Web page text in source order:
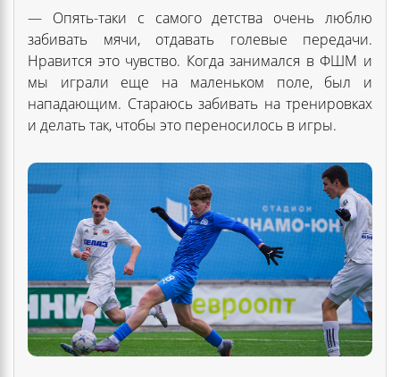
— Опять-таки с самого детства очень люблю
забивать мячи, отдавать голевые передачи.
Нравится это чувство. Когда занимался в ФШМ и
мы играли еще на маленьком поле, был и
нападающим. Стараюсь забивать на тренировках
и делать так, чтобы это переносилось в игры.